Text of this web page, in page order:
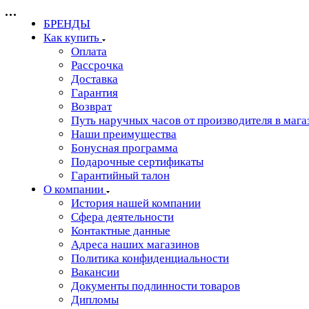
БРЕНДЫ
Как купить
Оплата
Рассрочка
Доставка
Гарантия
Возврат
Путь наручных часов от производителя в
Наши преимущества
Бонусная программа
Подарочные сертификаты
Гарантийный талон
О компании
История нашей компании
Сфера деятельности
Контактные данные
Адреса наших магазинов
Политика конфиденциальности
Вакансии
Документы подлинности товаров
Дипломы